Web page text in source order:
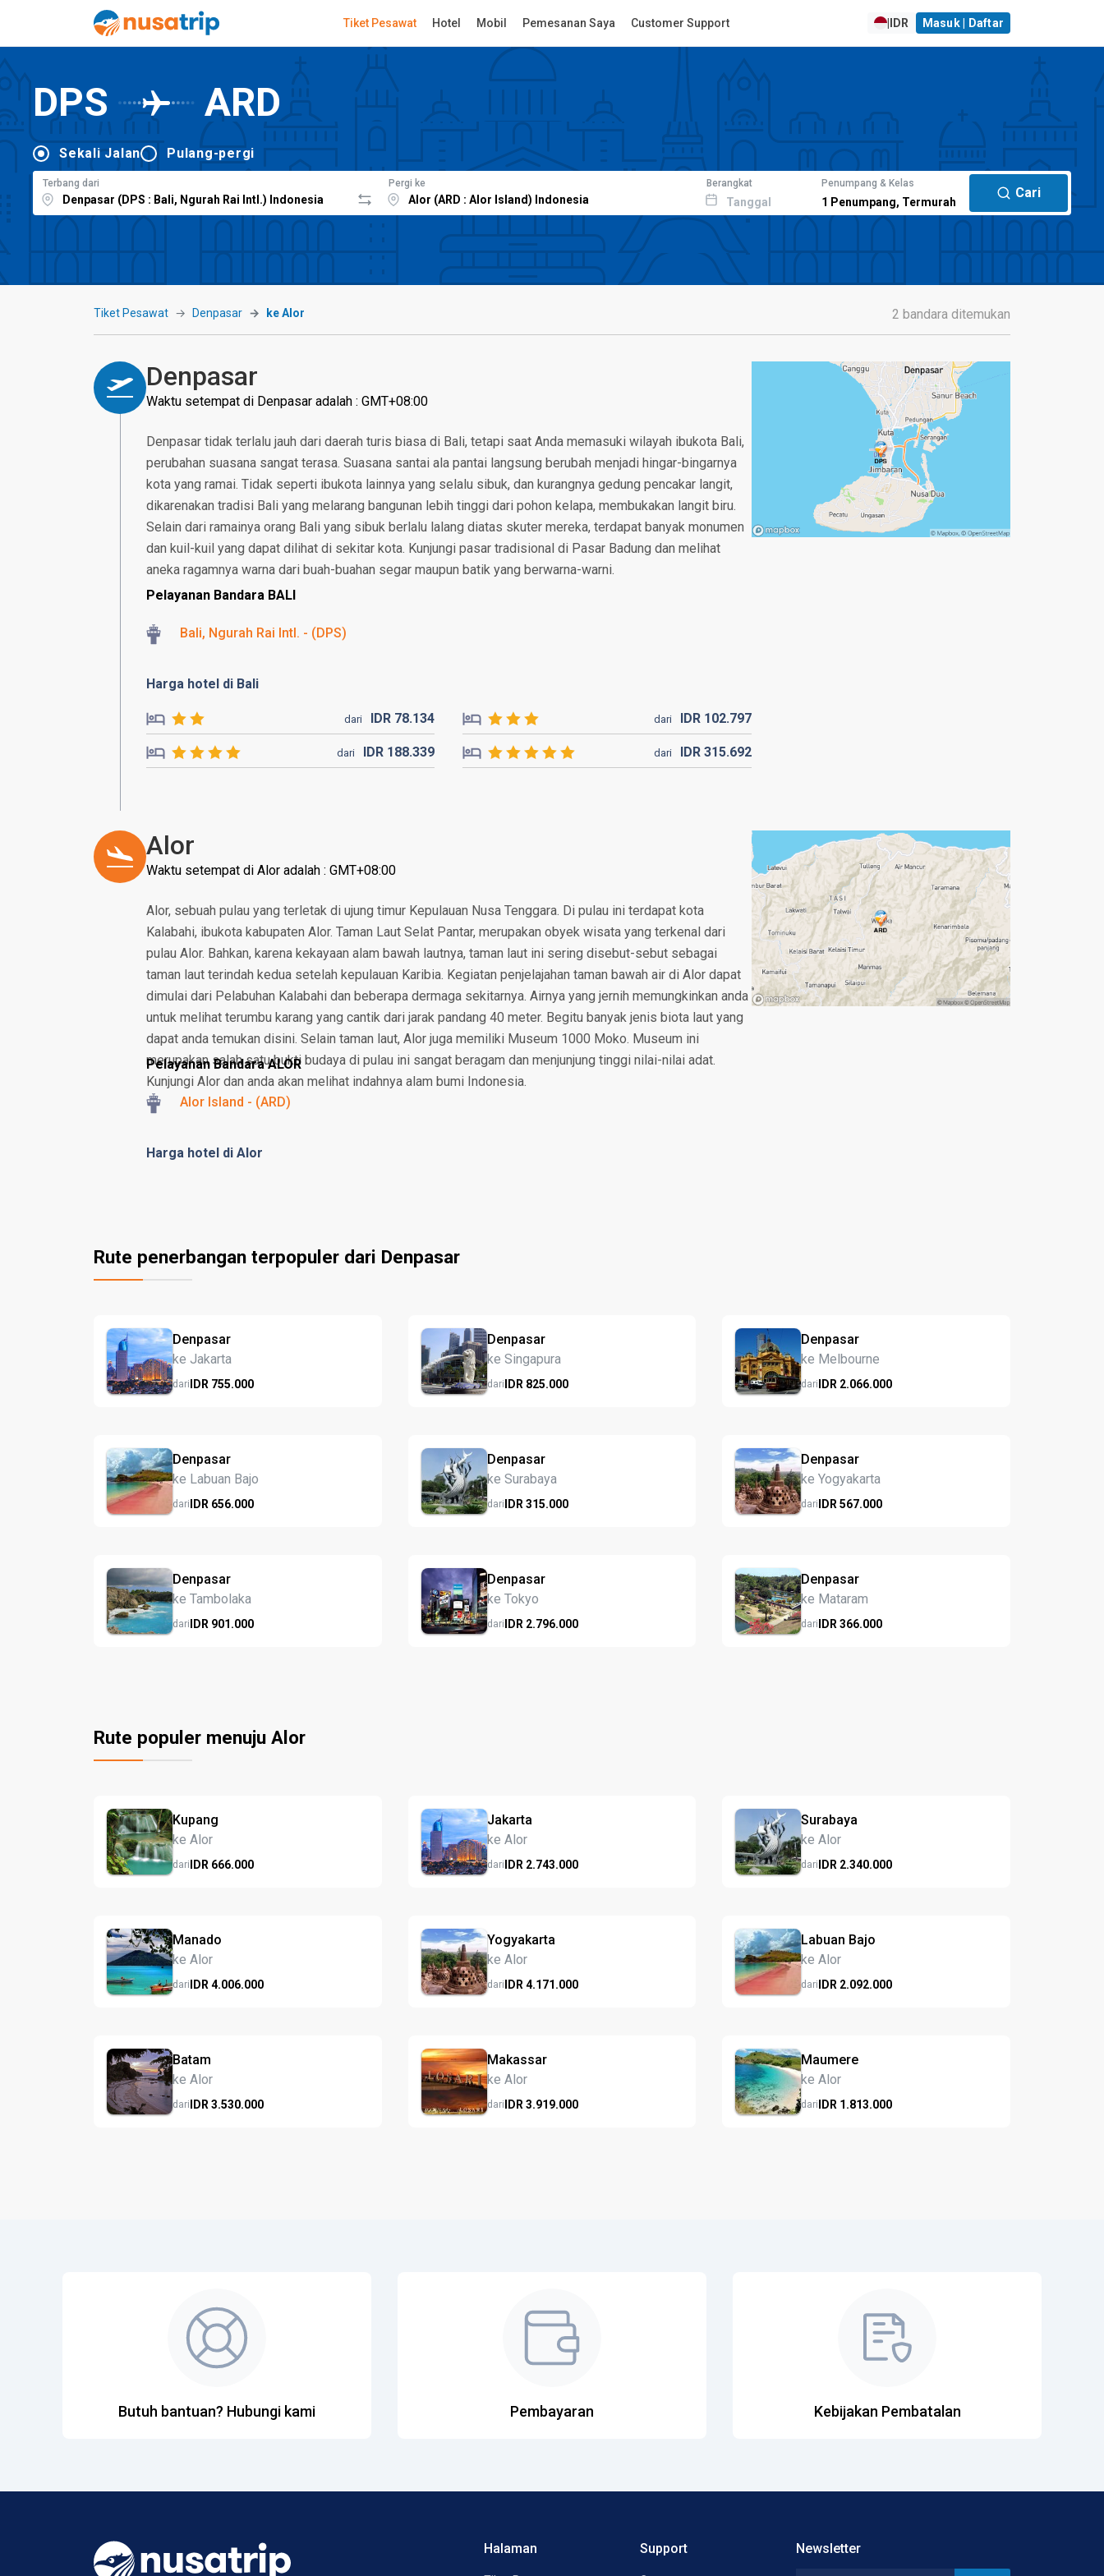
Tiket Pesawat Hotel Mobil Pemesanan Saya Customer Support | IDR Masuk | Daftar
DPS ARD
Sekali Jalan Pulang-pergi
Terbang dari Pergi ke Berangkat
Tanggal
Penumpang & Kelas
1 Penumpang, Termurah
Cari
Tiket Pesawat Denpasar ke Alor 2 bandara ditemukan
Denpasar
Waktu setempat di Denpasar adalah : GMT+08:00
Denpasar tidak terlalu jauh dari daerah turis biasa di Bali, tetapi saat Anda memasuki wilayah ibukota Bali,
perubahan suasana sangat terasa. Suasana santai ala pantai langsung berubah menjadi hingar-bingarnya
kota yang ramai. Tidak seperti ibukota lainnya yang selalu sibuk, dan kurangnya gedung pencakar langit,
dikarenakan tradisi Bali yang melarang bangunan lebih tinggi dari pohon kelapa, membukakan langit biru.
Selain dari ramainya orang Bali yang sibuk berlalu lalang diatas skuter mereka, terdapat banyak monumen
dan kuil-kuil yang dapat dilihat di sekitar kota. Kunjungi pasar tradisional di Pasar Badung dan melihat
aneka ragamnya warna dari buah-buahan segar maupun batik yang berwarna-warni.
Pelayanan Bandara BALI
Bali, Ngurah Rai Intl. - (DPS)
Harga hotel di Bali
dari IDR 78.134 dari IDR 102.797
dari IDR 188.339 dari IDR 315.692
Alor
Waktu setempat di Alor adalah : GMT+08:00
Alor, sebuah pulau yang terletak di ujung timur Kepulauan Nusa Tenggara. Di pulau ini terdapat kota
Kalabahi, ibukota kabupaten Alor. Taman Laut Selat Pantar, merupakan obyek wisata yang terkenal dari
pulau Alor. Bahkan, karena kekayaan alam bawah lautnya, taman laut ini sering disebut-sebut sebagai
taman laut terindah kedua setelah kepulauan Karibia. Kegiatan penjelajahan taman bawah air di Alor dapat
dimulai dari Pelabuhan Kalabahi dan beberapa dermaga sekitarnya. Airnya yang jernih memungkinkan anda
untuk melihat terumbu karang yang cantik dari jarak pandang 40 meter. Begitu banyak jenis biota laut yang
dapat anda temukan disini. Selain taman laut, Alor juga memiliki Museum 1000 Moko. Museum ini
merupakan salah satu bukti budaya di pulau ini sangat beragam dan menjunjung tinggi nilai-nilai adat.
Kunjungi Alor dan anda akan melihat indahnya alam bumi Indonesia.
Pelayanan Bandara ALOR
Alor Island - (ARD)
Harga hotel di Alor
Rute penerbangan terpopuler dari Denpasar
Denpasar
ke Jakarta
dariIDR 755.000
Denpasar
ke Singapura
dariIDR 825.000
Denpasar
ke Melbourne
dariIDR 2.066.000
Denpasar
ke Labuan Bajo
dariIDR 656.000
Denpasar
ke Surabaya
dariIDR 315.000
Denpasar
ke Yogyakarta
dariIDR567.000
Denpasar
ke Tambolaka
dariIDR 901.000
Denpasar
ke Tokyo
dariIDR 2.796.000
Denpasar
ke Mataram
dariIDR366.000
Rute populer menuju Alor
Kupang
ke Alor
dariIDR 666.000
Jakarta
ke Alor
dariIDR 2.743.000
Surabaya
ke Alor
dariIDR 2.340.000
Manado
ke Alor
dariIDR 4.006.000
Yogyakarta
ke Alor
dariIDR 4.171.000
Labuan Bajo
ke Alor
dariIDR 2.092.000
Batam
ke Alor
dariIDR 3.530.000
Makassar
ke Alor
dariIDR 3.919.000
Maumere
ke Alor
dariIDR 1.813.000
Butuh bantuan? Hubungi kami Pembayaran Kebijakan Pembatalan
Halaman Support Newsletter